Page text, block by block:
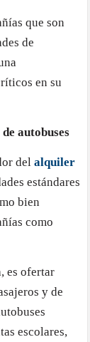
que son
de
en su
autobuses
delalquiler
estándares
bien
como
es ofertar
y de
escolares,